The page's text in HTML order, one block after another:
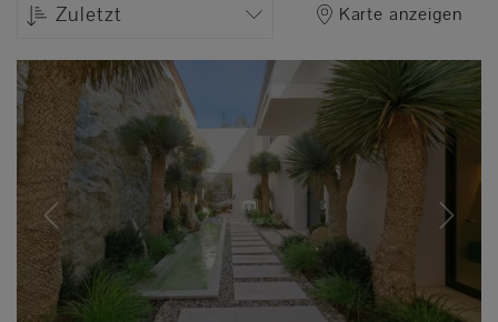
Zuletzt Karte anzeigen
Previous Next